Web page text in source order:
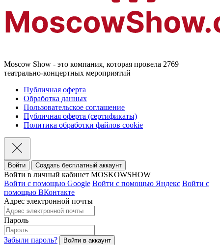
Moscow Show - это компания, которая провела 2769
театрально-концертных мероприятий
Публичная оферта
Обработка данных
Пользовательское соглашение
Публичная оферта (сертификаты)
Политика обработки файлов cookie
Войти Создать бесплатный аккаунт
Войти в личный кабинет MOSKOWSHOW
Войти с помощью Google Войти с помощью Яндекс Войти с
помощью ВКонтакте
Адрес электронной почты
Пароль
Забыли пароль?